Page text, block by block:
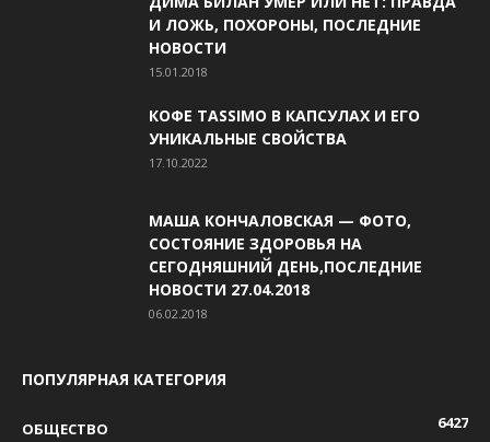
И ЛОЖЬ, ПОХОРОНЫ, ПОСЛЕДНИЕ
НОВОСТИ
15.01.2018
КОФЕ TASSIMO В КАПСУЛАХ И ЕГО
УНИКАЛЬНЫЕ СВОЙСТВА
17.10.2022
МАША КОНЧАЛОВСКАЯ — ФОТО,
СОСТОЯНИЕ ЗДОРОВЬЯ НА
СЕГОДНЯШНИЙ ДЕНЬ,ПОСЛЕДНИЕ
НОВОСТИ 27.04.2018
06.02.2018
ПОПУЛЯРНАЯ КАТЕГОРИЯ
ОБЩЕСТВО
6427